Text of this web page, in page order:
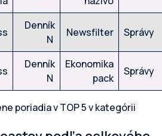
Denník
N
Newsfilter Správy
Denník
N
Ekonomika
pack
Správy
poriadia v TOP 5 v kategórii